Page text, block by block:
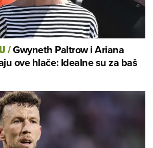
/Gwyneth Paltrow i Ariana
ove hlače: Idealne su za baš